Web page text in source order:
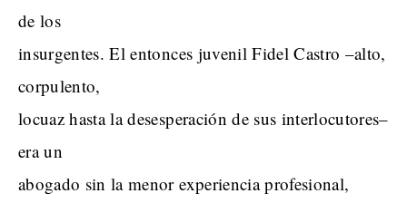
de los
insurgentes. El entonces juvenil Fidel Castro –alto,
corpulento,
locuaz hasta la desesperación de sus interlocutores–
era un
abogado sin la menor experiencia profesional,